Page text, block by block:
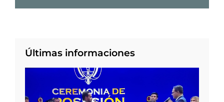
Últimas informaciones